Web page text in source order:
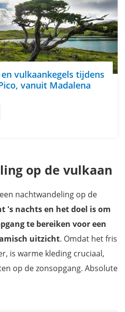
vulkaankegels tijdens
vanuit Madalena
op de vulkaan
nachtwandeling op de
's nachts en het doel is om
te bereiken voor een
uitzicht. Omdat het fris
is warme kleding cruciaal,
op de zonsopgang. Absolute